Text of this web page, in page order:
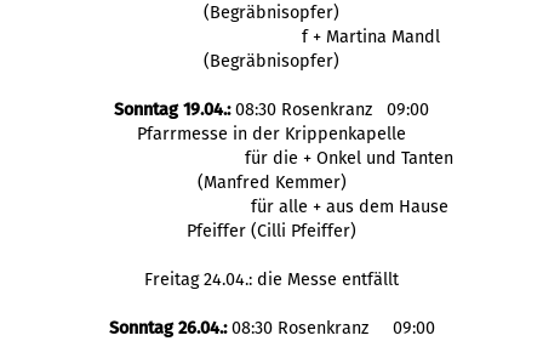
(Begräbnisopfer)
f + Martina Mandl
(Begräbnisopfer)
Sonntag 19.04.:08:30 Rosenkranz 09:00
Pfarrmesse in der Krippenkapelle
für die + Onkel und Tanten
(Manfred Kemmer)
für alle + aus dem Hause
Pfeiffer (Cilli Pfeiffer)
Freitag 24.04.: die Messe entfällt
Sonntag 26.04.:08:30 Rosenkranz 09:00